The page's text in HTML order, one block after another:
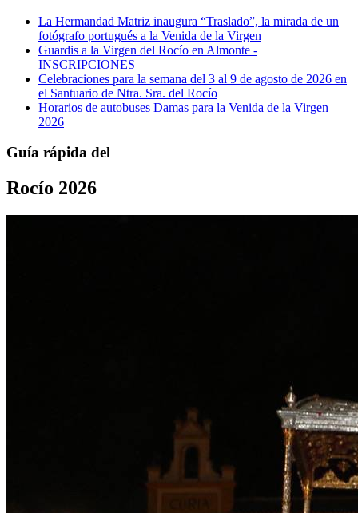
La Hermandad Matriz inaugura “Traslado”, la mirada de un
fotógrafo portugués a la Venida de la Virgen
Guardis a la Virgen del Rocío en Almonte -
INSCRIPCIONES
Celebraciones para la semana del 3 al 9 de agosto de 2026 en
el Santuario de Ntra. Sra. del Rocío
Horarios de autobuses Damas para la Venida de la Virgen
2026
Guía rápida del
Rocío 2026